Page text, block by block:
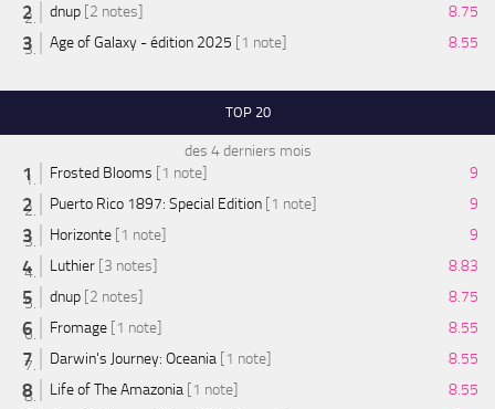
dnup [2 notes]
8.75
Age of Galaxy - édition 2025 [1 note] 8.55
TOP 20
des 4 derniers mois
Frosted Blooms [1 note]
9
Puerto Rico 1897: Special Edition [1 note]
9
Horizonte [1 note]
9
Luthier [3 notes]
8.83
dnup [2 notes]
8.75
Fromage [1 note]
8.55
Darwin's Journey: Oceania [1 note]
8.55
Life of The Amazonia [1 note]
8.55